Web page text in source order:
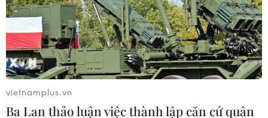
* Newcastle hiện đang dành sự quan tâm khá
lớn cho chân sút 24 tuổi người Bỉ, Jelle Vossen
sau khi thương vụ chiêu mộ Bafetimbi Gomis và
Darrent Bent có nguy cơ đổ bể.
Huy Anh (Vietnam+)
vietnamplus.vn
Ba Lan thảo luận việc thành lập căn cứ quân